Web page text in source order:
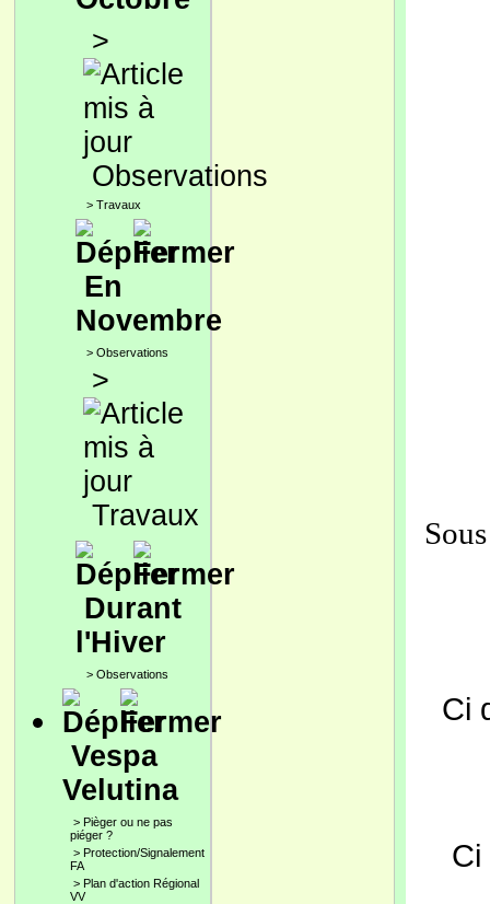
>
Observations
> Travaux
En
Novembre
> Observations
>
Travaux
Durant
l'Hiver
> Observations
Vespa
Velutina
> Pièger ou ne pas
piéger ?
> Protection/Signalement
FA
> Plan d'action Régional
VV
Ci
Ci